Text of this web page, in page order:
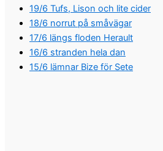
19/6 Tufs, Lison och lite cider
18/6 norrut på småvägar
17/6 längs floden Herault
16/6 stranden hela dan
15/6 lämnar Bize för Sete